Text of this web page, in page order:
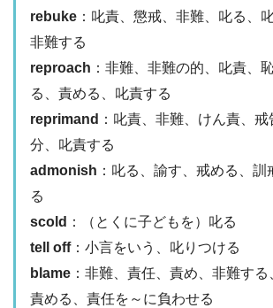
rebuke ：叱責、懲戒、非難、叱る、
非難する
reproach ：非難、非難の的、叱責、
る、責める、叱責する
reprimand ：叱責、非難、けん責、
分、叱責する
admonish ：叱る、諭す、戒める、
る
scold ：（とくに子どもを）叱る
tell off：小言をいう、叱りつける
blame ：非難、責任、責め、非難する
責める、責任を～に負わせる